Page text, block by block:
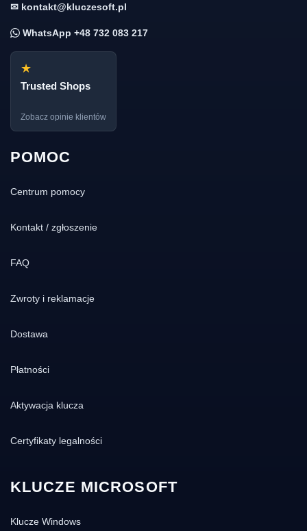
✉ kontakt@kluczesoft.pl
WhatsApp +48 732 083 217
★
Trusted Shops
Zobacz opinie klientów
POMOC
Centrum pomocy
Kontakt / zgłoszenie
FAQ
Zwroty i reklamacje
Dostawa
Płatności
Aktywacja klucza
Certyfikaty legalności
KLUCZE MICROSOFT
Klucze Windows